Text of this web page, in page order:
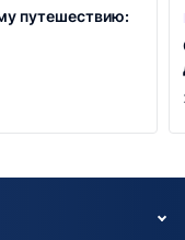
путешествию: